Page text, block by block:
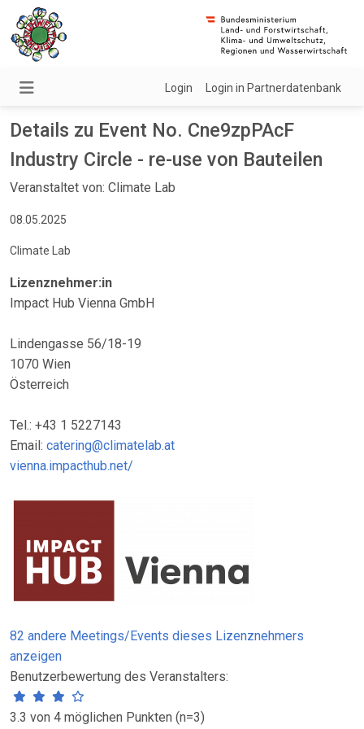
Login Login in Partnerdatenbank
Details zu Event No. Cne9zpPAcF
Industry Circle - re-use von Bauteilen
Veranstaltet von: Climate Lab
08.05.2025
Climate Lab
Lizenznehmer:in
Impact Hub Vienna GmbH
Lindengasse 56/18-19
1070 Wien
Österreich
Tel.: +43 1 5227143
Email: catering@climatelab.at
vienna.impacthub.net/
82 andere Meetings/Events dieses Lizenznehmers
anzeigen
Benutzerbewertung des Veranstalters:
3.3 von 4 möglichen Punkten (n=3)